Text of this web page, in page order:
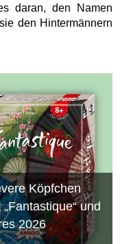
daran, den Namen
den Hintermännern
Köpfchen
und
2026